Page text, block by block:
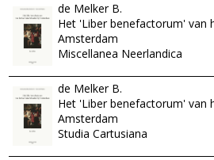
de Melker B.
Het 'Liber benefactorum' van
Amsterdam
Miscellanea Neerlandica
de Melker B.
Het 'Liber benefactorum' van
Amsterdam
Studia Cartusiana